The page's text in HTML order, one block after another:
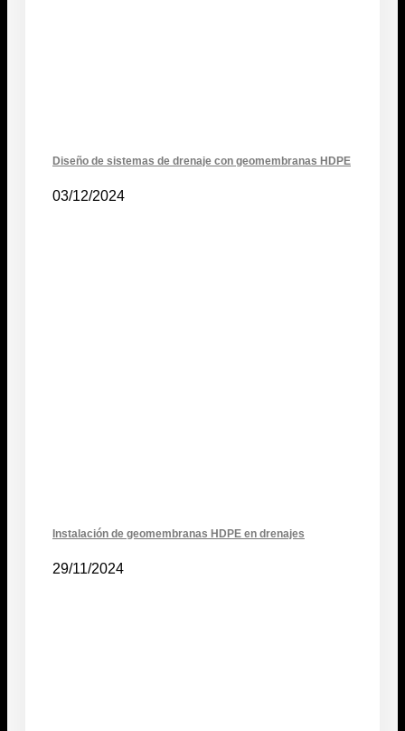
Diseño de sistemas de drenaje con geomembranas HDPE
03/12/2024
Instalación de geomembranas HDPE en drenajes
29/11/2024